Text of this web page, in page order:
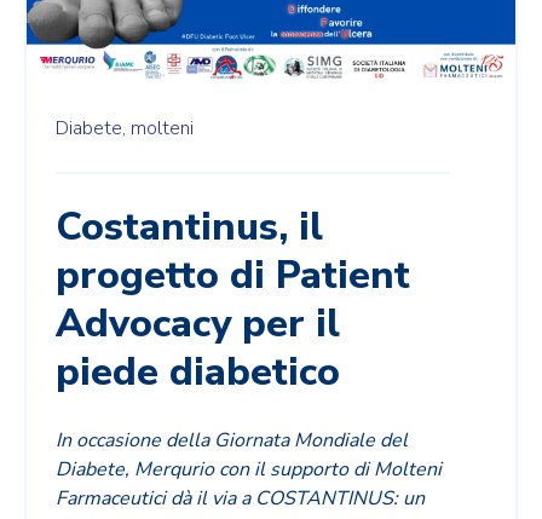
Diabete, molteni
Costantinus, il
progetto di Patient
Advocacy per il
piede diabetico
In occasione della Giornata Mondiale del
Diabete, Merqurio con il supporto di Molteni
Farmaceutici dà il via a COSTANTINUS: un